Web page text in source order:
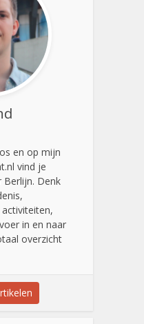
en op mijn
vind je
Denk
in en naar
overzicht